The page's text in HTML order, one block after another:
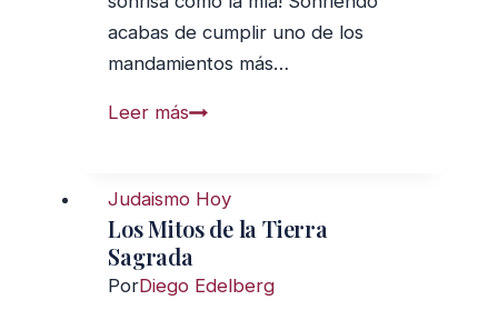
acabas de cumplir uno de los
mandamientos más…
Leer más¿Estás
viaje
de
la
vida?
Judaismo Hoy
Los Mitos de la Tierra
Sagrada
PorDiego Edelberg